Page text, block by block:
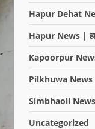
Hapur Dehat
Hapur News |
Kapoorpur
Pilkhuwa News
Simbhaoli News
Uncategorized